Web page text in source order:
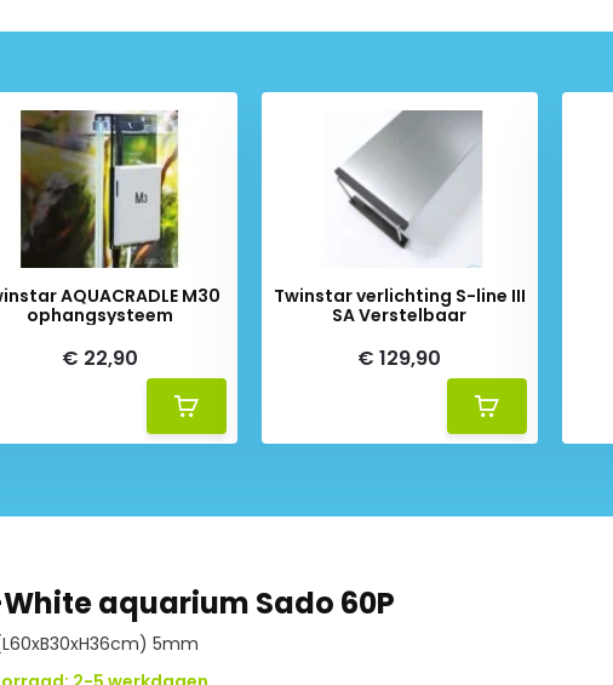
AQUACRADLE M30
ophangsysteem
€ 22,90
Twinstar verlichting S-line III
SA Verstelbaar
€ 129,90
aquarium Sado 60P
5mm